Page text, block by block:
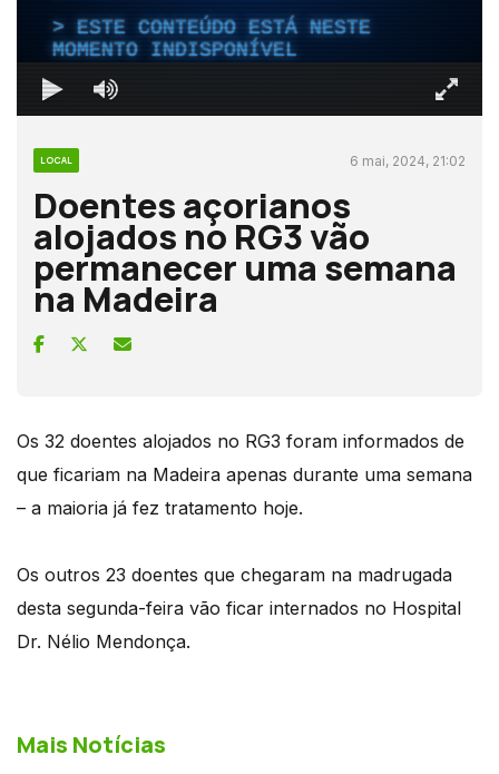
ESTE CONTEÚDO ESTÁ NESTE
MOMENTO INDISPONÍVEL
LOCAL 6 mai, 2024, 21:02
Doentes açorianos
alojados no RG3 vão
permanecer uma semana
na Madeira
Os 32 doentes alojados no RG3 foram informados de
que ficariam na Madeira apenas durante uma semana
– a maioria já fez tratamento hoje.
Os outros 23 doentes que chegaram na madrugada
desta segunda-feira vão ficar internados no Hospital
Dr. Nélio Mendonça.
Mais Notícias